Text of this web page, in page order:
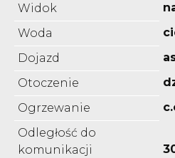
Widok
Woda
Dojazd
Otoczenie
Ogrzewanie
Odległość do
komunikacji